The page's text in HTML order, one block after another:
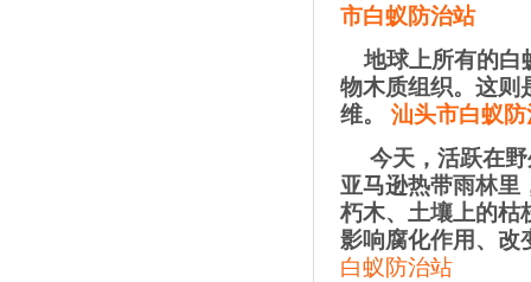
市白蚁防治站
地球上所有的白
物木质组织。这则
维。 汕头市白蚁
今天，活跃在
亚马逊热带雨林里
朽木、土壤上的枯
影响腐化作用、改
白蚁防治站